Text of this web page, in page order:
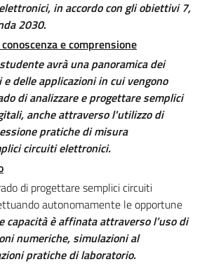
in accordo con gli obiettivi 7,
2030.
e comprensione
avrà una panoramica dei
delle applicazioni in cui vengono
di analizzare e progettare semplici
anche attraverso l'utilizzo di
pratiche di misura
circuiti elettronici.
di progettare semplici circuiti
autonomamente le opportune
capacità è affinata attraverso l’uso di
numeriche, simulazioni al
pratiche di laboratorio.